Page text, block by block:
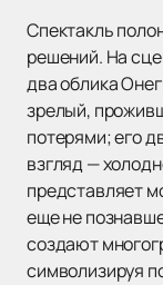
Спектакль
решений. На
два облика
зрелый,
потерями; его
взгляд —
представляет
еще не
создают
символизируя